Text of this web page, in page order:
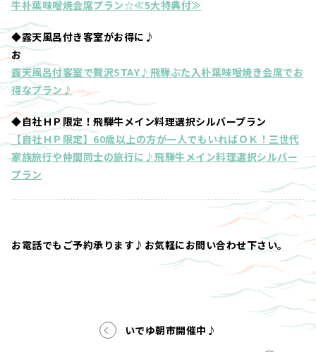
牛朴葉味噌焼会席プラン☆≪5大特典付≫
◆露天風呂付き客室がお得に♪
お
露天風呂付客室で贅沢STAY♪飛騨ぶた入朴葉味噌焼き会席でお
得なプラン♪
◆自社ＨＰ限定！飛騨牛メイン料理選択シルバープラン
【自社ＨＰ限定】60歳以上の方が一人でもいればＯＫ！三世代
家族旅行や仲間同士の旅行に♪飛騨牛メイン料理選択シルバー
プラン
お電話でもご予約承ります♪お気軽にお問い合わせ下さい。
いでゆ朝市開催中♪